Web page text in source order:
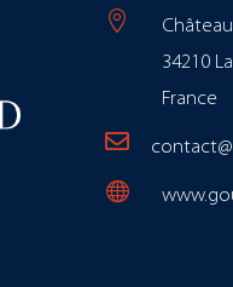

34210
France

